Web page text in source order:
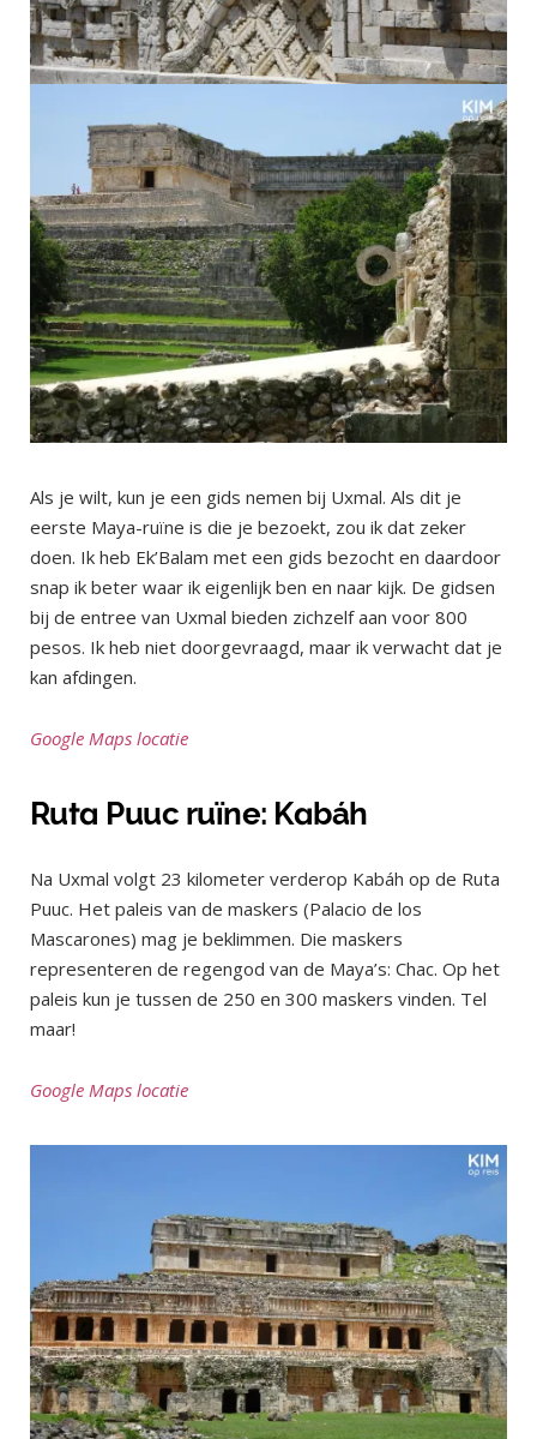
Als je wilt, kun je een gids nemen bij Uxmal. Als dit je
eerste Maya-ruïne is die je bezoekt, zou ik dat zeker
doen. Ik heb Ek’Balam met een gids bezocht en daardoor
snap ik beter waar ik eigenlijk ben en naar kijk. De gidsen
bij de entree van Uxmal bieden zichzelf aan voor 800
pesos. Ik heb niet doorgevraagd, maar ik verwacht dat je
kan afdingen.
Google Maps locatie
Ruta Puuc ruïne: Kabáh
Na Uxmal volgt 23 kilometer verderop Kabáh op de Ruta
Puuc. Het paleis van de maskers (Palacio de los
Mascarones) mag je beklimmen. Die maskers
representeren de regengod van de Maya’s: Chac. Op het
paleis kun je tussen de 250 en 300 maskers vinden. Tel
maar!
Google Maps locatie